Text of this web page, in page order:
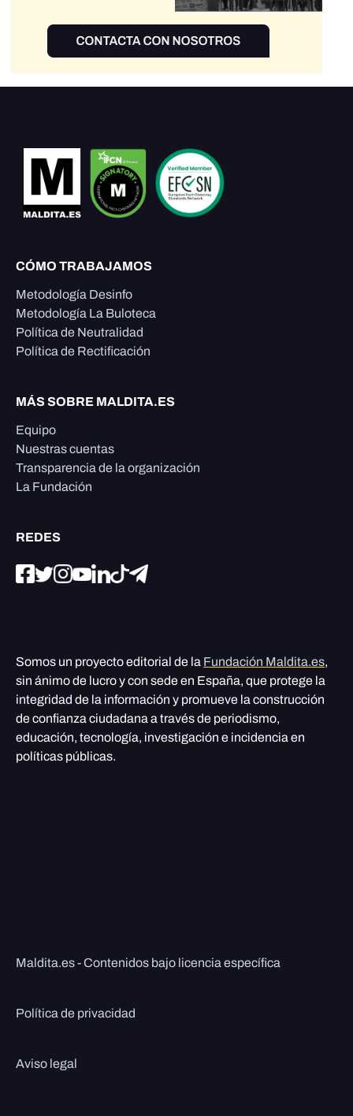
CÓMO TRABAJAMOS
Metodología Desinfo
Metodología La Buloteca
Política de Neutralidad
Política de Rectificación
MÁS SOBRE MALDITA.ES
Equipo
Nuestras cuentas
Transparencia de la organización
La Fundación
REDES
Somos un proyecto editorial de la Fundación Maldita.es,
sin ánimo de lucro y con sede en España, que protege la
integridad de la información y promueve la construcción
de confianza ciudadana a través de periodismo,
educación, tecnología, investigación e incidencia en
políticas públicas.
Maldita.es - Contenidos bajo licencia específica
Política de privacidad
Aviso legal